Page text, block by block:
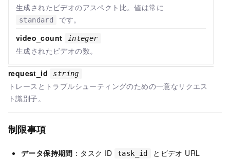
生成されたビデオのアスペクト比。値は常に
standard
です。
video_count
integer
生成されたビデオの数。
request_id string
トレースとトラブルシューティングのための一意なリクエス
ト識別子。
制限事項
データ保持期間 ：タスク ID task_id とビデオ URL